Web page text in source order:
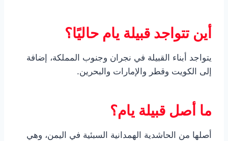
أين تتواجد قبيلة يام حاليًا؟
يتواجد أبناء القبيلة في نجران وجنوب المملكة، إضافة
إلى الكويت وقطر والإمارات والبحرين.
ما أصل قبيلة يام؟
أصلها من الحاشدية الهمدانية السبئية في اليمن، وهي